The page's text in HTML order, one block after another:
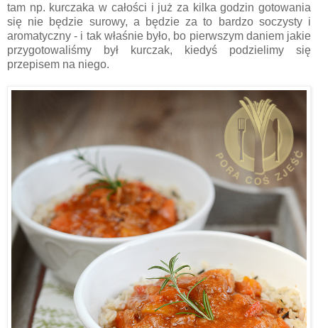
tam np. kurczaka w całości i już za kilka godzin gotowania
się nie będzie surowy, a będzie za to bardzo soczysty i
aromatyczny - i tak właśnie było, bo pierwszym daniem jakie
przygotowaliśmy był kurczak, kiedyś podzielimy się
przepisem na niego.